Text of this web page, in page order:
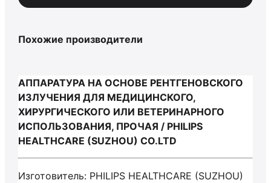
Похожие производители
АППАРАТУРА НА ОСНОВЕ РЕНТГЕНОВСКОГО
ИЗЛУЧЕНИЯ ДЛЯ МЕДИЦИНСКОГО,
ХИРУРГИЧЕСКОГО ИЛИ ВЕТЕРИНАРНОГО
ИСПОЛЬЗОВАНИЯ, ПРОЧАЯ / PHILIPS
HEALTHCARE (SUZHOU) CO.LTD
Изготовитель: PHILIPS HEALTHCARE (SUZHOU)